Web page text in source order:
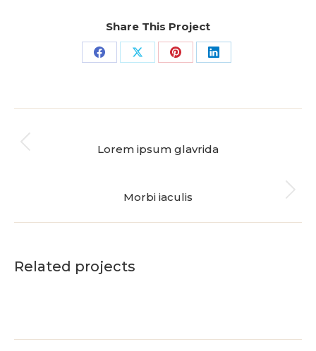
Share This Project
Teilen Teilen Teilen Teilen
navigation
Previous
Lorem ipsum glavrida
Next
Morbi iaculis
Related projects